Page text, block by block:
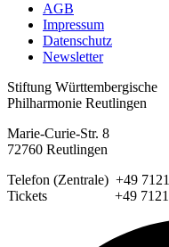
AGB
Impressum
Datenschutz
Newsletter
Stiftung Württembergische
Philharmonie Reutlingen
Marie-Curie-Str. 8
72760 Reutlingen
Telefon (Zentrale) +49
Tickets +49 7121